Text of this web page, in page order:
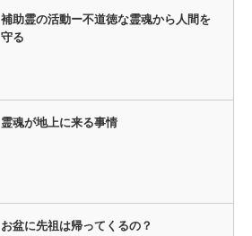
補助霊の活動ー不道徳な霊魂から人間を
守る
霊魂が地上に来る事情
お盆に先祖は帰ってくるの？